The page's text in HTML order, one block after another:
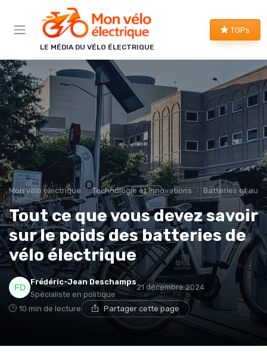
LE MÉDIA DU VÉLO ÉLECTRIQUE
TOPs
Mon velo electrique Technologie et Innovations Batteries et
Tout ce que vous devez savoir
sur le poids des batteries de
vélo électrique
Frédéric-Jean Deschamps
Spécialiste en politique
21 décembre 2024
10 min de lecture Partager cette page
Panneau de gestion des cookies